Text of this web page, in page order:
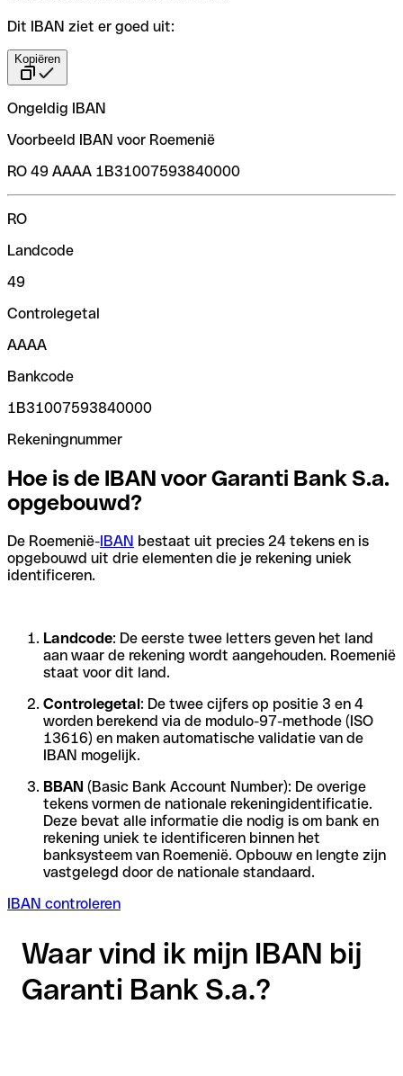
Dit IBAN ziet er goed uit:
Kopiëren
Ongeldig IBAN
Voorbeeld IBAN voor Roemenië
RO 49 AAAA 1B31007593840000
RO
Landcode
49
Controlegetal
AAAA
Bankcode
1B31007593840000
Rekeningnummer
Hoe is de IBAN voor Garanti Bank S.a.
opgebouwd?
De Roemenië-IBAN bestaat uit precies 24 tekens en is
opgebouwd uit drie elementen die je rekening uniek
identificeren.
Landcode: De eerste twee letters geven het land
aan waar de rekening wordt aangehouden. Roemenië
staat voor dit land.
Controlegetal: De twee cijfers op positie 3 en 4
worden berekend via de modulo-97-methode (ISO
13616) en maken automatische validatie van de
IBAN mogelijk.
BBAN (Basic Bank Account Number): De overige
tekens vormen de nationale rekeningidentificatie.
Deze bevat alle informatie die nodig is om bank en
rekening uniek te identificeren binnen het
banksysteem van Roemenië. Opbouw en lengte zijn
vastgelegd door de nationale standaard.
IBAN controleren
Waar vind ik mijn IBAN bij
Garanti Bank S.a.?